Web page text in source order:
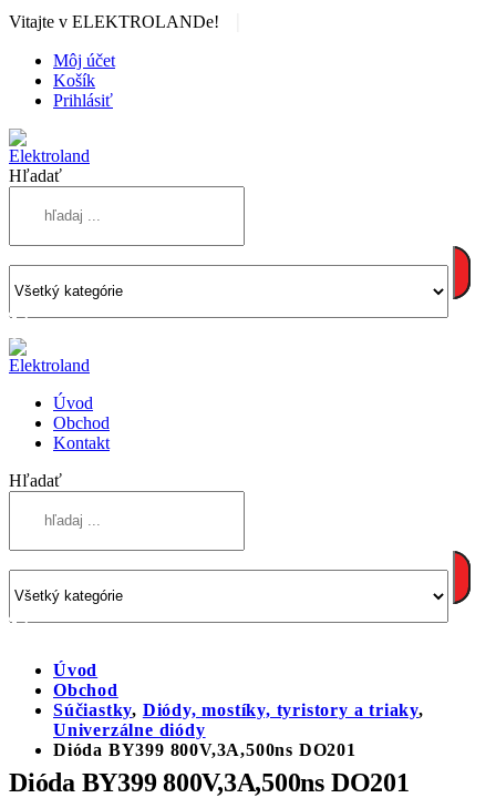
Vitajte v ELEKTROLANDe!
Môj účet
Košík
Prihlásiť
Hľadať
Úvod
Obchod
Kontakt
Hľadať
Úvod
Obchod
Súčiastky, Diódy, mostíky, tyristory a triaky,
Univerzálne diódy
Dióda BY399 800V,3A,500ns DO201
Dióda BY399 800V,3A,500ns DO201